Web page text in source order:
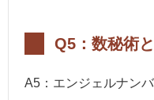
Q5：数秘術
A5：エンジェルナン